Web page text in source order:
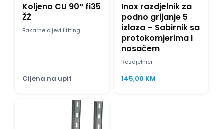
Koljeno CU 90° fi35
ŽŽ
Bakarne cijevi i fiting
Cijena na upit
Inox razdjelnik za
podno grijanje 5
izlaza – Sabirnik sa
protokomjerima i
nosačem
Razdjelnici
145,00 KM